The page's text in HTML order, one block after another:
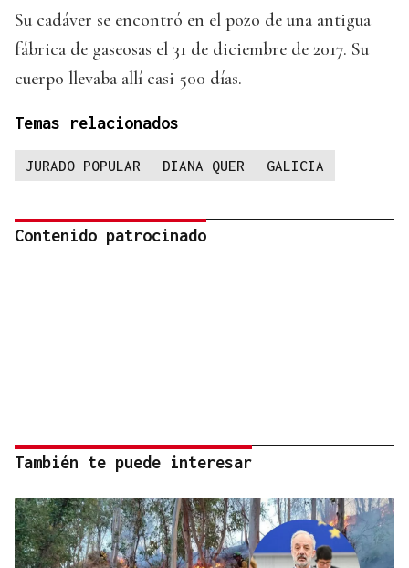
Su cadáver se encontró en el pozo de una antigua
fábrica de gaseosas el 31 de diciembre de 2017. Su
cuerpo llevaba allí casi 500 días.
Temas relacionados
JURADO POPULAR DIANA QUER GALICIA
Contenido patrocinado
También te puede interesar